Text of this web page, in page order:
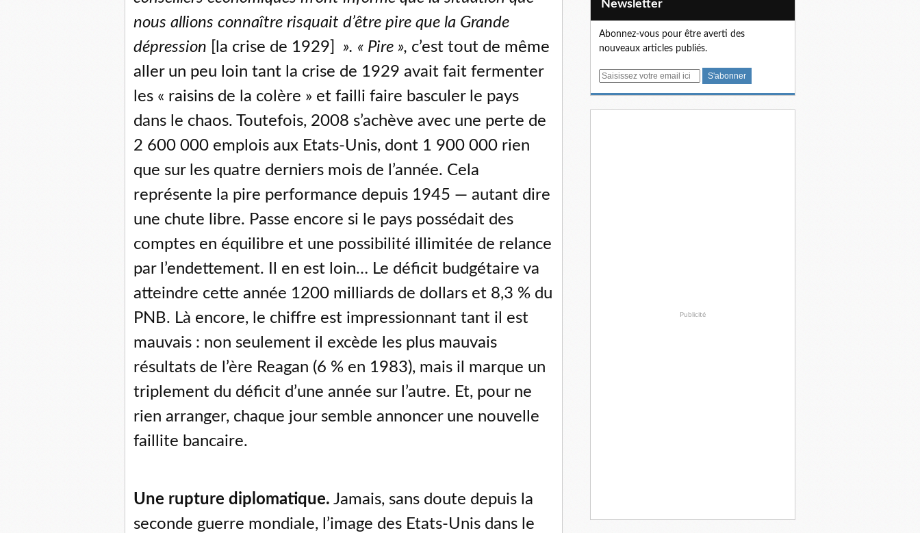
nous allions connaître risquait d’être pire que la Grande
dépression [la crise de 1929] ». « Pire », c’est tout de même
aller un peu loin tant la crise de 1929 avait fait fermenter
les « raisins de la colère » et failli faire basculer le pays
dans le chaos. Toutefois, 2008 s’achève avec une perte de
2 600 000 emplois aux Etats-Unis, dont 1 900 000 rien
que sur les quatre derniers mois de l’année. Cela
représente la pire performance depuis 1945 — autant dire
une chute libre. Passe encore si le pays possédait des
comptes en équilibre et une possibilité illimitée de relance
par l’endettement. Il en est loin… Le déficit budgétaire va
atteindre cette année 1200 milliards de dollars et 8,3 % du
PNB. Là encore, le chiffre est impressionnant tant il est
mauvais : non seulement il excède les plus mauvais
résultats de l’ère Reagan (6 % en 1983), mais il marque un
triplement du déficit d’une année sur l’autre. Et, pour ne
rien arranger, chaque jour semble annoncer une nouvelle
faillite bancaire.
Une rupture diplomatique. Jamais, sans doute depuis la
seconde guerre mondiale, l’image des Etats-Unis dans le
Newsletter
Abonnez-vous pour être averti des
nouveaux articles publiés.
E
Publicité